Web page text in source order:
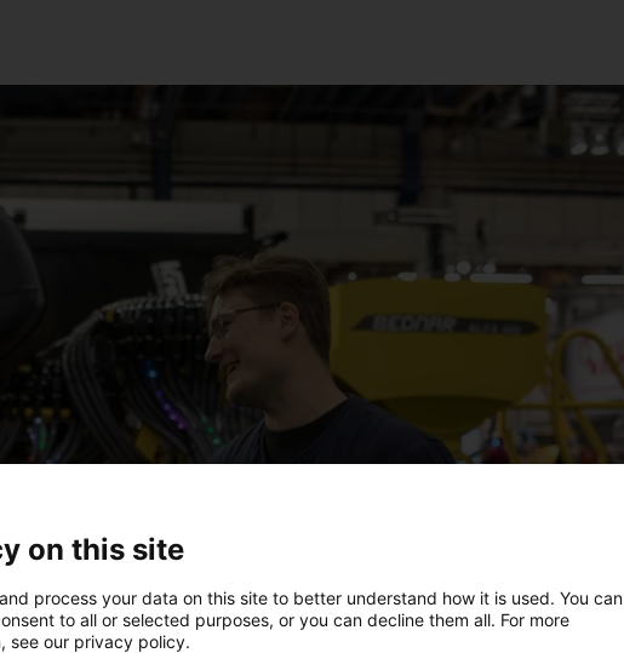
on this site
process your data on this site to better understand how it is used. You can
to all or selected purposes, or you can decline them all. For more
see our privacy policy.